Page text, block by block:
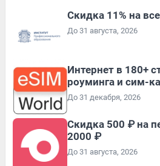
Скидка 11% на
До 31 августа, 2026
Интернет в 180+
роуминга и сим-
До 31 декабря, 2026
Скидка 500 ₽ на
2000 ₽
До 31 августа, 2026